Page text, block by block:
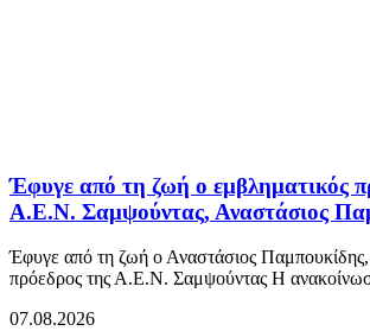
Έφυγε από τη ζωή ο εμβληματικός
Α.Ε.Ν. Σαμψούντας, Αναστάσιος
Έφυγε από τη ζωή ο Αναστάσιος Παμπουκίδης,
πρόεδρος της Α.Ε.Ν. Σαμψούντας Η
07.08.2026